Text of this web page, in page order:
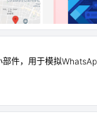
件，用于模拟